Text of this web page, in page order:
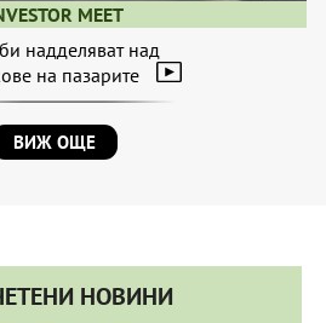
MEET
надделяват над
на пазарите
ВИЖ ОЩЕ
НОВИНИ